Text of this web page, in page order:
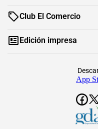
Club El Comercio
Edición impresa
App